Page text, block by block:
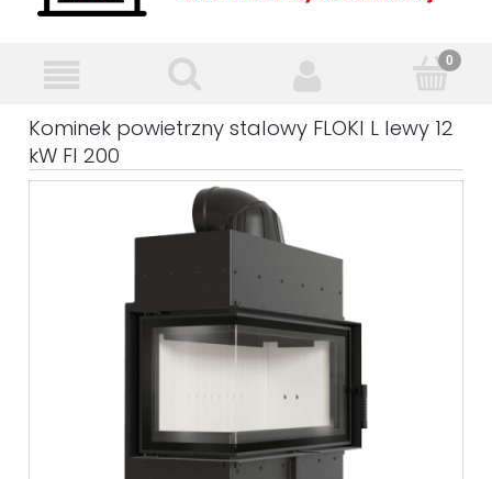
Kominek powietrzny stalowy FLOKI L lewy 12
kW FI 200